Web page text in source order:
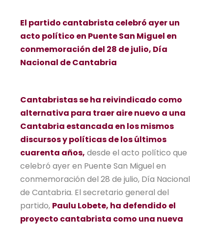
El partido cantabrista celebró ayer un
acto político en Puente San Miguel en
conmemoración del 28 de julio, Día
Nacional de Cantabria
Cantabristas se ha reivindicado como
alternativa para traer aire nuevo a una
Cantabria estancada en los mismos
discursos y políticas de los últimos
cuarenta años, desde el acto político que
celebró ayer en Puente San Miguel en
conmemoración del 28 de julio, Día Nacional
de Cantabria. El secretario general del
partido, Paulu Lobete, ha defendido el
proyecto cantabrista como una nueva